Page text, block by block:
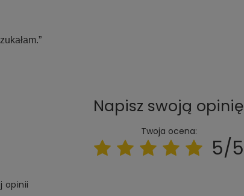
Napisz swoją opinię
Twoja ocena:
5/5
opinii